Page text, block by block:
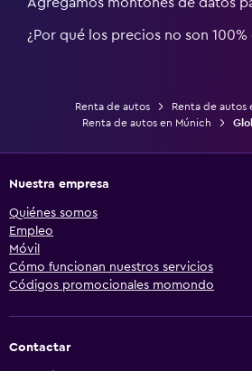
Agregamos montones de datos
¿Por qué los precios no son 100%
Renta de autos
Renta de autos
Renta de autos en Múnich
Nuestra empresa
Quiénes somos
Empleo
Móvil
Cómo funcionan nuestros servicios
Códigos promocionales momondo
Contactar